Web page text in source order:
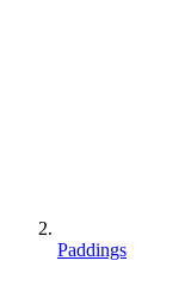
Paddings